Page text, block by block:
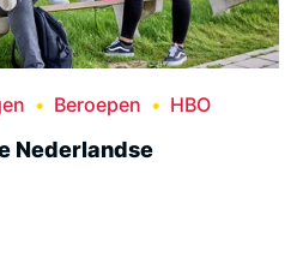
Beroepen HBO
Nederlandse